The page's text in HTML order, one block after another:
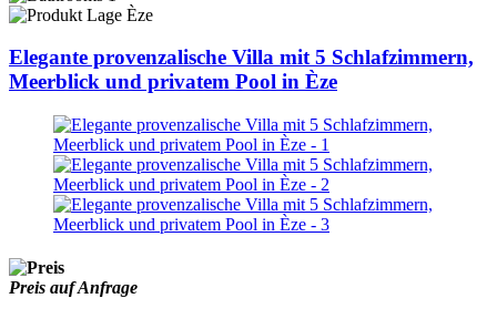
Èze
Elegante provenzalische Villa mit 5 Schlafzimmern,
Meerblick und privatem Pool in Èze
Preis auf Anfrage